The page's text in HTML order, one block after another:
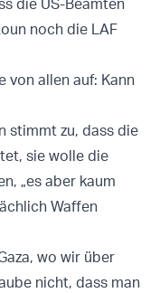
die US-Beamten
noch die LAF
von allen auf: Kann
stimmt zu, dass die
sie wolle die
„es aber kaum
Waffen
wo wir über
nicht, dass man